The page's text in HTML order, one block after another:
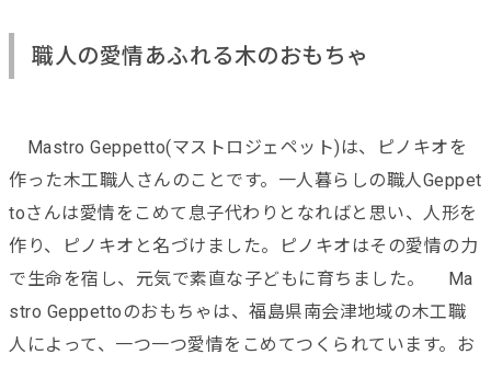
職人の愛情あふれる木のおもちゃ
Mastro Geppetto(マストロジェペット)は、ピノキオを
作った木工職人さんのことです。一人暮らしの職人Geppet
toさんは愛情をこめて息子代わりとなればと思い、人形を
作り、ピノキオと名づけました。ピノキオはその愛情の力
で生命を宿し、元気で素直な子どもに育ちました。 Ma
stro Geppettoのおもちゃは、福島県南会津地域の木工職
人によって、一つ一つ愛情をこめてつくられています。お